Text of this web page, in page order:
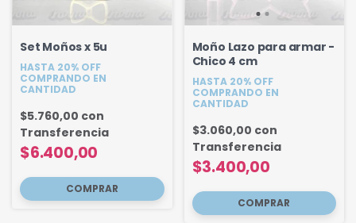
Set Moños x 5u
HASTA 20% OFF
COMPRANDO EN
CANTIDAD
$6.400,00
$5.760,00 con
Transferencia
Moño Lazo para armar -
Chico 4 cm
HASTA 20% OFF
COMPRANDO EN
CANTIDAD
$3.400,00
$3.060,00 con
Transferencia